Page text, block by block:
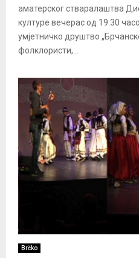
аматерског стваралаштва
културе вечерас од 19.30
умјетничко друштво
фолклористи,...
Brčko